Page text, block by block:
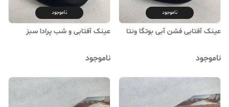
ناموجود
عینک آفتابی فشن آبی بوتگا ونتا
ناموجود
ناموجود
عینک آفتابی و شب پرادا سبز
ناموجود